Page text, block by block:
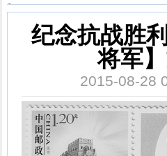
纪念抗战胜
将军
2015-08-28